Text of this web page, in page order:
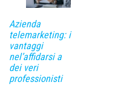
Azienda
telemarketing: i
vantaggi
nel’affidarsi a
dei veri
professionisti